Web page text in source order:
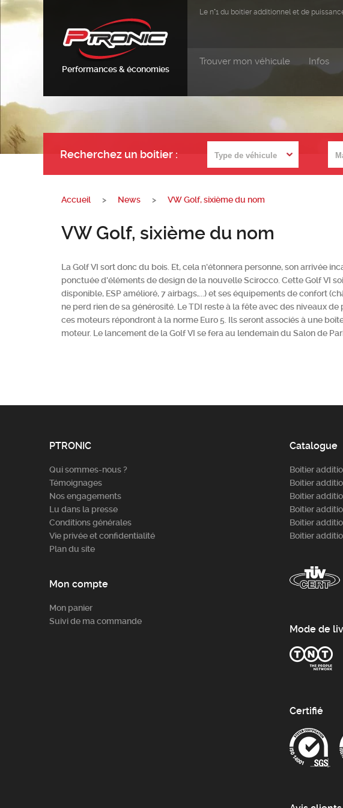
Performances & économies
Trouver mon véhicule Infos
Le n°1 du boitier additionnel et de
Recherchez un boitier :
Accueil > News > VW Golf, sixième du nom
VW Golf, sixième du nom
La Golf VI sort donc du bois. Et, cela n'étonnera personne, son arrivée
ponctuée d'éléments de design de la nouvelle Scirocco. Cette Golf VI
disponible, ESP amélioré, 7 airbags,...) et ses équipements de confort
ne perd rien de sa générosité. Le TDI reste à la fête avec des niveaux
ces moteurs répondront à la norme Euro 5. Ils seront associés à une
moteur. Le lancement de la Golf VI se fera au lendemain du Salon de
PTRONIC
Qui sommes-nous ?
Témoignages
Nos engagements
Lu dans la presse
Conditions générales
Vie privée et confidentialité
Plan du site
Mon compte
Mon panier
Suivi de ma commande
Catalogue
Boitier
Boitier
Boitier
Boitier
Boitier
Boitier
Mode de
Certifié